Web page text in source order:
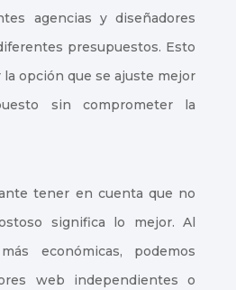
agencias y diseñadores
presupuestos. Esto
opción que se ajuste mejor
sin comprometer la
tener en cuenta que no
significa lo mejor. Al
económicas, podemos
web independientes o